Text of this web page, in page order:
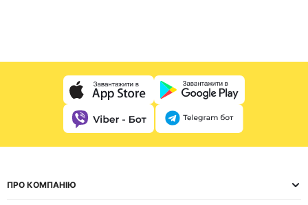
ПРО КОМПАНІЮ